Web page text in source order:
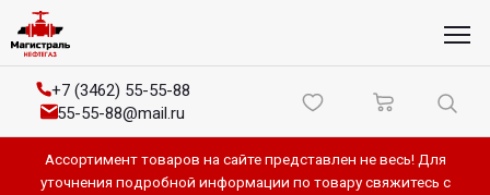
+7 (3462) 55-55-88
55-55-88@mail.ru
Ассортимент товаров на сайте представлен не весь! Для
уточнения подробной информации по товару свяжитесь с